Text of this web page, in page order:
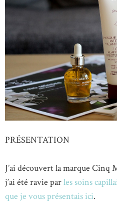
PRÉSENTATION
J’ai découvert la marque Cinq
j’ai été ravie parles soins
que je vous présentais ici.